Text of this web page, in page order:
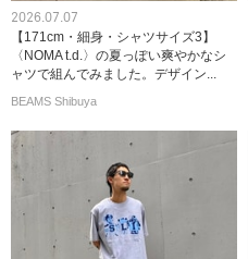
2026.07.07
【171cm・細身・シャツサイズ3】
〈NOMA t.d.〉の夏っぽい爽やかなシ
ャツで組んでみました。デザイン...
BEAMS Shibuya